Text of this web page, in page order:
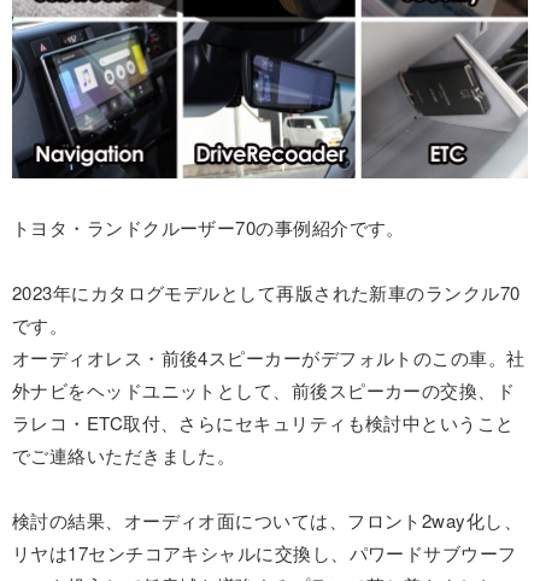
トヨタ・ランドクルーザー70の事例紹介です。
2023年にカタログモデルとして再版された新車のランクル70
です。
オーディオレス・前後4スピーカーがデフォルトのこの車。社
外ナビをヘッドユニットとして、前後スピーカーの交換、ド
ラレコ・ETC取付、さらにセキュリティも検討中ということ
でご連絡いただきました。
検討の結果、オーディオ面については、フロント2way化し、
リヤは17センチコアキシャルに交換し、パワードサブウーフ